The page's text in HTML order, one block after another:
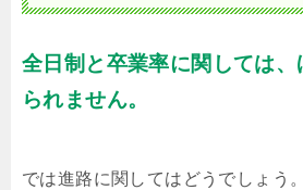
全日制と卒業率に関しては
られません。
では進路に関してはどうでしょう。